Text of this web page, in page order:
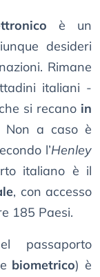
è un
desideri
Rimane
italiani -
si recano in
Non a caso è
l’Henley
italiano è il
, con accesso
185 Paesi.
passaporto
biometrico) è